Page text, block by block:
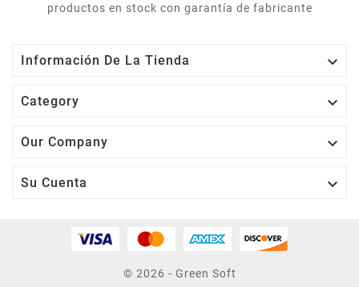
productos en stock con garantía de fabricante
Información De La Tienda 
Category 
Our Company 
Su Cuenta 
© 2026 - Green Soft